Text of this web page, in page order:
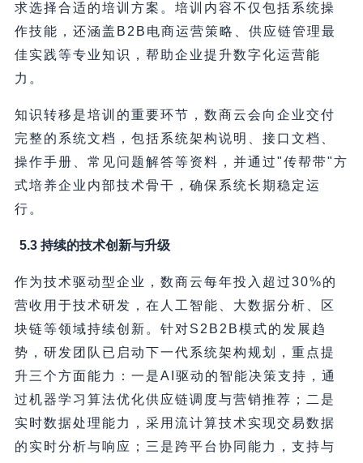
求选择合适的培训方案。培训内容不仅包括系统操
作技能，还涵盖B2B电商运营策略、供应链管理最
佳实践等专业知识，帮助企业提升数字化运营能
力。
知识转移是培训的重要环节，数商云会向企业交付
完整的系统文档，包括系统架构说明、接口文档、
操作手册、常见问题解答等资料，并通过"传帮带"方
式培养企业内部技术骨干，确保系统长期稳定运
行。
5.3 持续的技术创新与升级
作为技术驱动型企业，数商云每年投入超过30%的
营收用于技术研发，在人工智能、大数据分析、区
块链等领域持续创新。针对S2B2B模式的发展趋
势，研发团队已启动下一代系统架构规划，重点提
升三个方面能力：一是AI驱动的智能决策支持，通
过机器学习算法优化供应链调度与营销推荐；二是
实时数据处理能力，采用流计算技术实现交易数据
的实时分析与响应；三是跨平台协同能力，支持与